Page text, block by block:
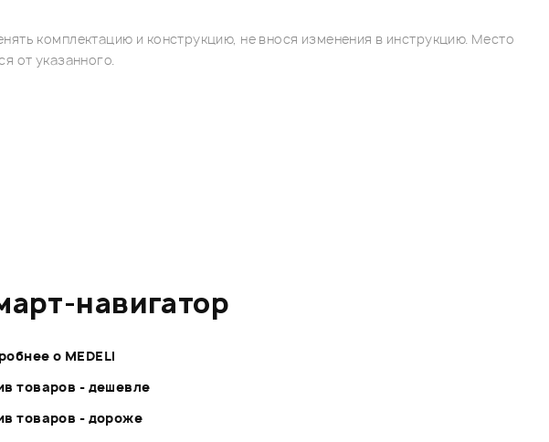
комплектацию и конструкцию, не внося изменения в инструкцию. Место
от указанного.
навигатор
о MEDELI
товаров - дешевле
товаров - дороже